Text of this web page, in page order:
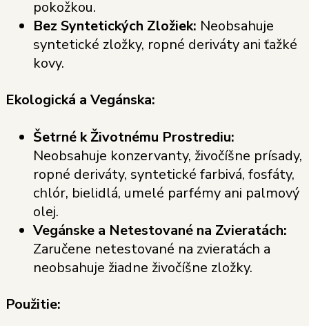
pokožkou.
Bez Syntetických Zložiek: Neobsahuje
syntetické zložky, ropné deriváty ani ťažké
kovy.
Ekologická a Vegánska:
Šetrné k Životnému Prostrediu:
Neobsahuje konzervanty, živočíšne prísady,
ropné deriváty, syntetické farbivá, fosfáty,
chlór, bielidlá, umelé parfémy ani palmový
olej.
Vegánske a Netestované na Zvieratách:
Zaručene netestované na zvieratách a
neobsahuje žiadne živočíšne zložky.
Použitie: